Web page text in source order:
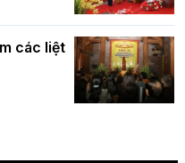
các liệt